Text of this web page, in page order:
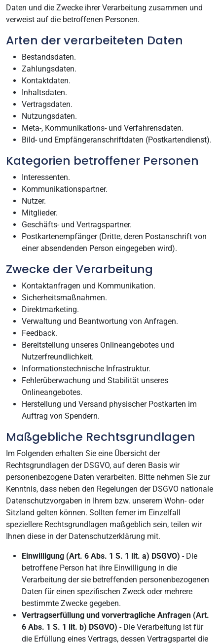
Daten und die Zwecke ihrer Verarbeitung zusammen und
verweist auf die betroffenen Personen.
Arten der verarbeiteten Daten
Bestandsdaten.
Zahlungsdaten.
Kontaktdaten.
Inhaltsdaten.
Vertragsdaten.
Nutzungsdaten.
Meta-, Kommunikations- und Verfahrensdaten.
Bild- und Empfängeranschriftdaten (Postkartendienst).
Kategorien betroffener Personen
Interessenten.
Kommunikationspartner.
Nutzer.
Mitglieder.
Geschäfts- und Vertragspartner.
Postkartenempfänger (Dritte, deren Postanschrift von
einer absendenden Person eingegeben wird).
Zwecke der Verarbeitung
Kontaktanfragen und Kommunikation.
Sicherheitsmaßnahmen.
Direktmarketing.
Verwaltung und Beantwortung von Anfragen.
Feedback.
Bereitstellung unseres Onlineangebotes und
Nutzerfreundlichkeit.
Informationstechnische Infrastruktur.
Fehlerüberwachung und Stabilität unseres
Onlineangebotes.
Herstellung und Versand physischer Postkarten im
Auftrag von Spendern.
Maßgebliche Rechtsgrundlagen
Im Folgenden erhalten Sie eine Übersicht der
Rechtsgrundlagen der DSGVO, auf deren Basis wir
personenbezogene Daten verarbeiten. Bitte nehmen Sie zur
Kenntnis, dass neben den Regelungen der DSGVO nationale
Datenschutzvorgaben in Ihrem bzw. unserem Wohn- oder
Sitzland gelten können. Sollten ferner im Einzelfall
speziellere Rechtsgrundlagen maßgeblich sein, teilen wir
Ihnen diese in der Datenschutzerklärung mit.
Einwilligung (Art. 6 Abs. 1 S. 1 lit. a) DSGVO) - Die
betroffene Person hat ihre Einwilligung in die
Verarbeitung der sie betreffenden personenbezogenen
Daten für einen spezifischen Zweck oder mehrere
bestimmte Zwecke gegeben.
Vertragserfüllung und vorvertragliche Anfragen (Art.
6 Abs. 1 S. 1 lit. b) DSGVO) - Die Verarbeitung ist für
die Erfüllung eines Vertrags, dessen Vertragspartei die